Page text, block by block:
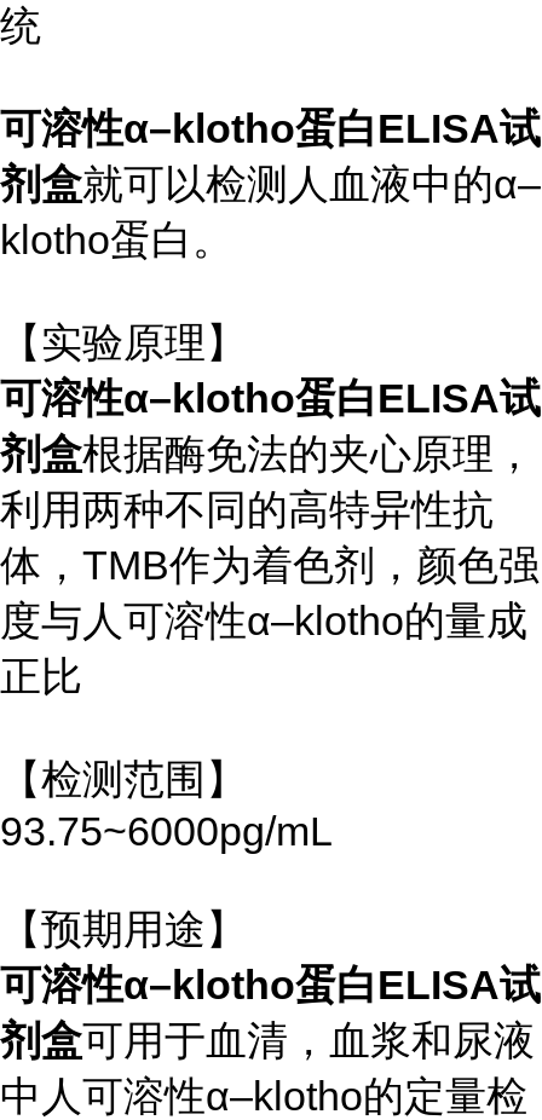
统
可溶性α–klotho蛋白ELISA试
剂盒就可以检测人血液中的α–
klotho蛋白。
【实验原理】
可溶性α–klotho蛋白ELISA试
剂盒根据酶免法的夹心原理，
利用两种不同的高特异性抗
体，TMB作为着色剂，颜色强
度与人可溶性α–klotho的量成
正比
【检测范围】
93.75~6000pg/mL
【预期用途】
可溶性α–klotho蛋白ELISA试
剂盒可用于血清，血浆和尿液
中人可溶性α–klotho的定量检